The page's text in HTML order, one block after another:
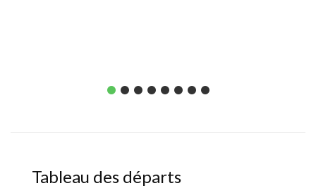
Tableau des départs